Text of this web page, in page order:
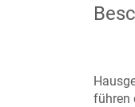
führen